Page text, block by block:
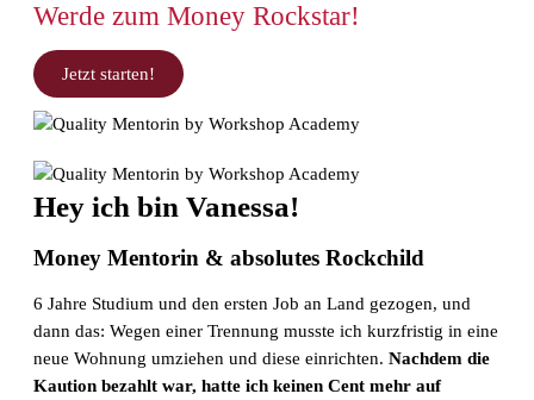
Werde zum Money Rockstar!
Jetzt starten!
Hey ich bin Vanessa!
Money Mentorin & absolutes Rockchild
6 Jahre Studium und den ersten Job an Land gezogen, und
dann das: Wegen einer Trennung musste ich kurzfristig in eine
neue Wohnung umziehen und diese einrichten. Nachdem die
Kaution bezahlt war, hatte ich keinen Cent mehr auf